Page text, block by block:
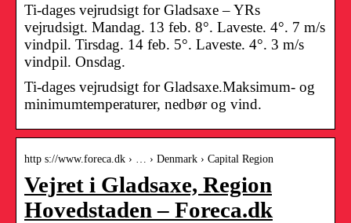
Ti-dages vejrudsigt for Gladsaxe – YRs
vejrudsigt. Mandag. 13 feb. 8°. Laveste. 4°. 7 m/s
vindpil. Tirsdag. 14 feb. 5°. Laveste. 4°. 3 m/s
vindpil. Onsdag.
Ti-dages vejrudsigt for Gladsaxe.Maksimum- og
minimumtemperaturer, nedbør og vind.
http s://www.foreca.dk › … › Denmark › Capital Region
Vejret i Gladsaxe, Region
Hovedstaden – Foreca.dk